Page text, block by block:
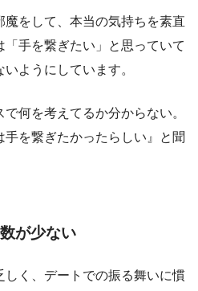
をして、本当の気持ちを素直
手を繋ぎたい」と思っていて
ようにしています。
で何を考えてるか分からない。
を繋ぎたかったらしい』と聞
が少ない
く、デートでの振る舞いに慣